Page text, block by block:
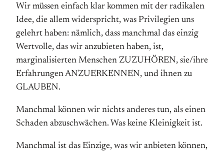
Wir müssen einfach klar kommen mit der radikalen
Idee, die allem widerspricht, was Privilegien uns
gelehrt haben: nämlich, dass manchmal das einzig
Wertvolle, das wir anzubieten haben, ist,
marginalisierten Menschen ZUZUHÖREN, sie/ihre
Erfahrungen ANZUERKENNEN, und ihnen zu
GLAUBEN.
Manchmal können wir nichts anderes tun, als einen
Schaden abzuschwächen. Was keine Kleinigkeit ist.
Manchmal ist das Einzige, was wir anbieten können,